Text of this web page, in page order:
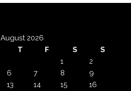
August 2026
T F S
S
1
2
6 7 8
9
13 14 15
16